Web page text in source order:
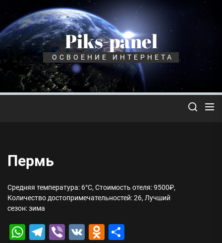
Перейти
содержимому
Piks-panel
ОСВОЕНИЕ ИНТЕРНЕТА
Пермь
Средняя температура: 6°C, Стоимость отеля: 9500₽,
Количество достопримечательностей: 26, Лучший
сезон: зима
WhatsApp
Telegram
Viber
VK Odnoklassniki